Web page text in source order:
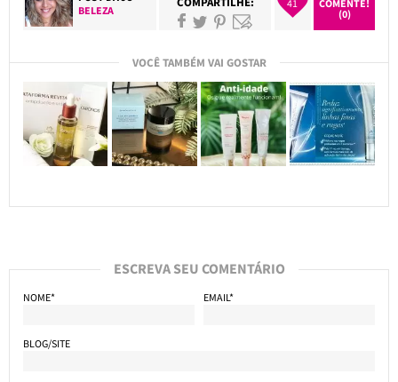
BELEZA
41
COMENTE!
(0)
VOCÊ TAMBÉM VAI GOSTAR
ESCREVA SEU COMENTÁRIO
NOME* EMAIL*
BLOG/SITE